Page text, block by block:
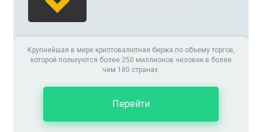
Крупнейшая в мире криптовалютная биржа по объему торгов,
которой пользуются более 250 миллионов человек в более
чем 180 странах.
Перейти